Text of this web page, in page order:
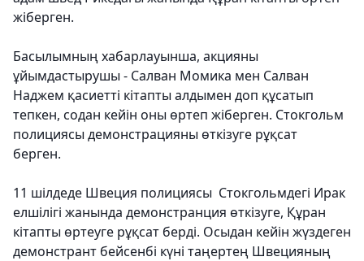
жіберген.
Басылымның хабарлауынша, акцияны
ұйымдастырушы - Салван Момика мен Салван
Наджем қасиетті кітапты алдымен доп құсатып
тепкен, содан кейін оны өртеп жіберген. Стокгольм
полициясы демонстрацияны өткізуге рұқсат
берген.
11 шілдеде Швеция полициясы Стокгольмдегі Ирак
елшілігі жанында демонстранция өткізуге, Құран
кітапты өртеуге рұқсат берді. Осыдан кейін жүздеген
демонстрант бейсенбі күні таңертең Швецияның